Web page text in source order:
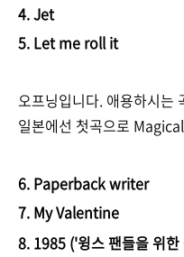
4. Jet
5. Let me roll it
오프닝입니다. 애용하시는
일본에선 첫곡으로
6. Paperback writer
7. My Valentine
8. 1985 ('윙스 팬들을 위